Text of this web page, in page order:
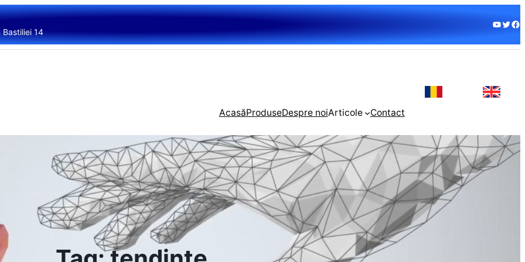
Bastiliei 14
YouTube Twitter Facebook
AcasăProduseDespre noiArticole Contact